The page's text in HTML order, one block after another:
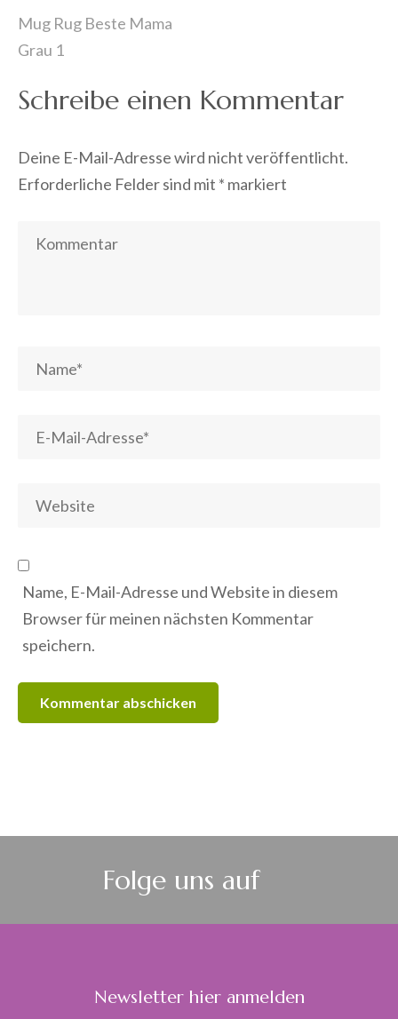
Beitragsnavigation
Mug Rug Beste Mama
Grau 1
Schreibe einen Kommentar
Deine E-Mail-Adresse wird nicht veröffentlicht.
Erforderliche Felder sind mit * markiert
Name, E-Mail-Adresse und Website in diesem
Browser für meinen nächsten Kommentar
speichern.
Folge uns auf
Newsletter hier anmelden